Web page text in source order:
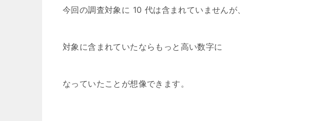
今回の調査対象に 10 代は含まれていませんが、
対象に含まれていたならもっと高い数字に
なっていたことが想像できます。